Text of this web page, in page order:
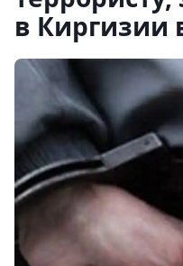
в Киргизии